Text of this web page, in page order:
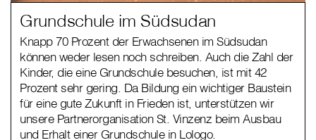
Grundschule im Südsudan
Knapp 70 Prozent der Erwachsenen im Südsudan
können weder lesen noch schreiben. Auch die Zahl der
Kinder, die eine Grundschule besuchen, ist mit 42
Prozent sehr gering. Da Bildung ein wichtiger Baustein
für eine gute Zukunft in Frieden ist, unterstützen wir
unsere Partnerorganisation St. Vinzenz beim Ausbau
und Erhalt einer Grundschule in Lologo.